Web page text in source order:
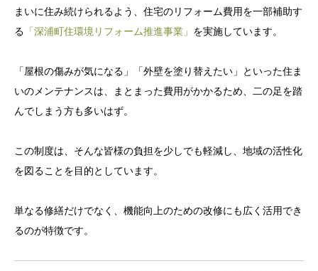
まいに住み続けられるよう、住宅のリフォーム費用を一部補助す
る 「深浦町住環境リフォーム推進事業」 を実施しています。
「屋根の傷みが気になる」「外壁を塗り替えたい」といった住ま
いのメンテナンスは、まとまった費用がかかるため、二の足を踏
んでしまう方も多いはず。
この制度は、そんな皆様の負担を少しでも軽減し、地域の活性化
を図ることを目的としています。
単なる修繕だけでなく、機能向上のための改修にも広く活用でき
るのが特徴です。